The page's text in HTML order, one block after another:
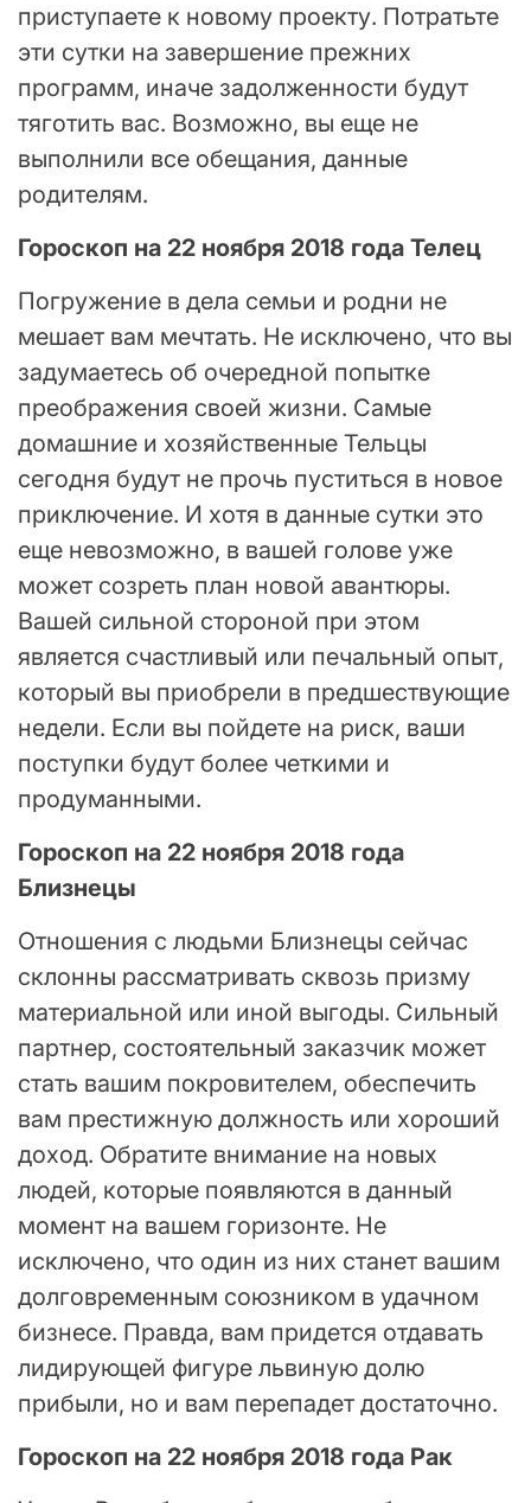
приступаете к новому проекту. Потратьте
эти сутки на завершение прежних
программ, иначе задолженности будут
тяготить вас. Возможно, вы еще не
выполнили все обещания, данные
родителям.
Гороскоп на 22 ноября 2018 года Телец
Погружение в дела семьи и родни не
мешает вам мечтать. Не исключено, что вы
задумаетесь об очередной попытке
преображения своей жизни. Самые
домашние и хозяйственные Тельцы
сегодня будут не прочь пуститься в новое
приключение. И хотя в данные сутки это
еще невозможно, в вашей голове уже
может созреть план новой авантюры.
Вашей сильной стороной при этом
является счастливый или печальный опыт,
который вы приобрели в предшествующие
недели. Если вы пойдете на риск, ваши
поступки будут более четкими и
продуманными.
Гороскоп на 22 ноября 2018 года
Близнецы
Отношения с людьми Близнецы сейчас
склонны рассматривать сквозь призму
материальной или иной выгоды. Сильный
партнер, состоятельный заказчик может
стать вашим покровителем, обеспечить
вам престижную должность или хороший
доход. Обратите внимание на новых
людей, которые появляются в данный
момент на вашем горизонте. Не
исключено, что один из них станет вашим
долговременным союзником в удачном
бизнесе. Правда, вам придется отдавать
лидирующей фигуре львиную долю
прибыли, но и вам перепадет достаточно.
Гороскоп на 22 ноября 2018 года Рак